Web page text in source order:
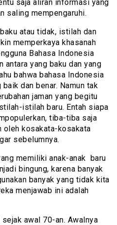
saja aliran informasi yang
saling mempengaruhi.
atau tidak, istilah dan
memperkaya khasanah
Bahasa Indonesia
antara yang baku dan yang
bahwa bahasa Indonesia
dan benar. Namun tak
jaman yang begitu
istilah baru. Entah siapa
tiba-tiba saja
oleh kosakata-kosakata
sebelumnya.
memiliki anak-anak baru
bingung, karena banyak
banyak yang tidak kita
menjawab ini adalah
awal 70-an. Awalnya